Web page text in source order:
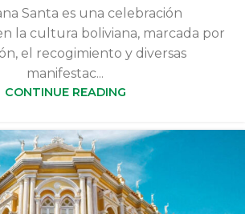
Santa es una celebración
la cultura boliviana, marcada por
el recogimiento y diversas
manifestac...
CONTINUE READING